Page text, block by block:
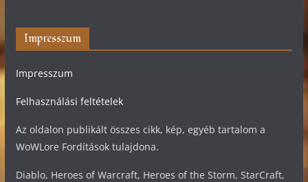
Impresszum
Impresszum
Felhasználási feltételek
Az oldalon publikált összes cikk, kép, egyéb tartalom a
WoWLore Fordítások tulajdona.
Diablo, Heroes of Warcraft, Heroes of the Storm, StarCraft,